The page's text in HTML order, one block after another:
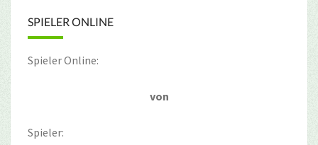
SPIELER ONLINE
Spieler Online:
von
Spieler: